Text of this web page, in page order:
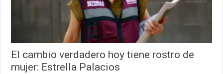
El cambio verdadero hoy tiene rostro de
mujer: Estrella Palacios